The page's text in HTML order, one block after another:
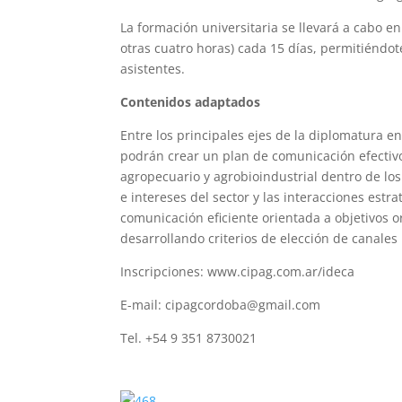
La formación universitaria se llevará a cabo
otras cuatro horas) cada 15 días,
asistentes.
Contenidos adaptados
Entre los principales ejes de la diplomatura
podrán crear un plan de comunicación
agropecuario y agrobioindustrial dentro de
e intereses del sector y las interacciones
comunicación eficiente orientada a objetivos
desarrollando criterios de elección de
Inscripciones: www.cipag.com.ar/ideca
E-mail: cipagcordoba@gmail.com
Tel. +54 9 351 8730021